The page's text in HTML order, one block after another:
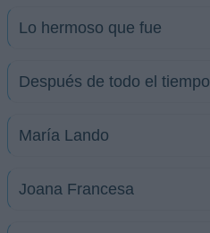
Lo hermoso que fue
Después de todo el tiempo
María Lando
Joana Francesa